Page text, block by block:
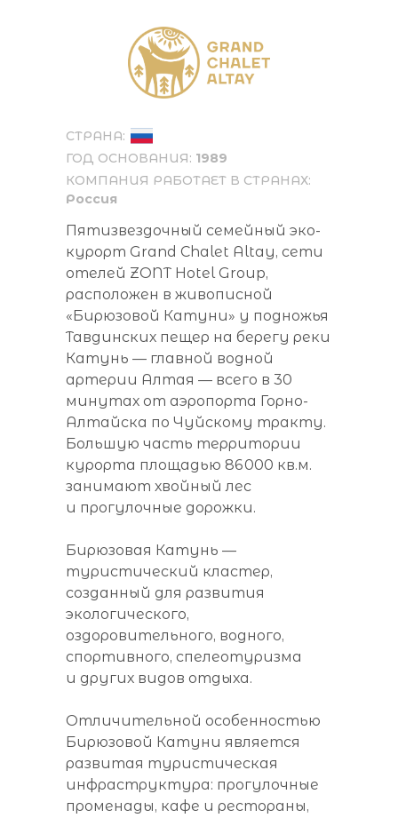
Пятизвездочный семейный эко-
курорт Grand Chalet Altay, сети
отелей ZONT Hotel Group,
расположен в живописной
«Бирюзовой Катуни» у подножья
Тавдинских пещер на берегу реки
Катунь — главной водной
артерии Алтая — всего в 30
минутах от аэропорта Горно-
Алтайска по Чуйскому тракту.
Большую часть территории
курорта площадью 86 000 кв.м.
занимают хвойный лес
и прогулочные дорожки.
Бирюзовая Катунь —
туристический кластер,
созданный для развития
экологического,
оздоровительного, водного,
спортивного, спелеотуризма
и других видов отдыха.
Отличительной особенностью
Бирюзовой Катуни является
развитая туристическая
инфраструктура: прогулочные
променады, кафе и рестораны,
ГОД ОСНОВАНИЯ: 1989
КОМПАНИЯ РАБОТАЕТ В СТРАНАХ:
Россия
СТРАНА: